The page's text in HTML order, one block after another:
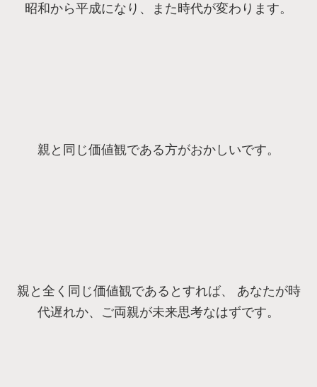
昭和から平成になり、また時代が変わります。
親と同じ価値観である方がおかしいです。
親と全く同じ価値観であるとすれば、 あなたが時
代遅れか、ご両親が未来思考なはずです。